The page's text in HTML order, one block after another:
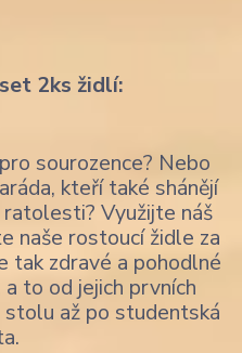
2ks židlí:
sourozence? Nebo
kteří také shánějí
Využijte náš
naše rostoucí židle za
tak zdravé a pohodlné
to od jejich prvních
až po studentská